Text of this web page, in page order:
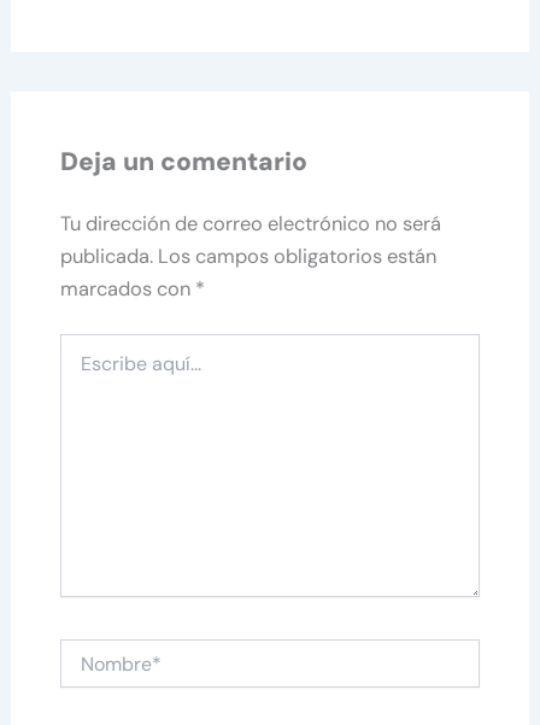
Deja un comentario
Tu dirección de correo electrónico no será
publicada. Los campos obligatorios están
marcados con *
aquí...